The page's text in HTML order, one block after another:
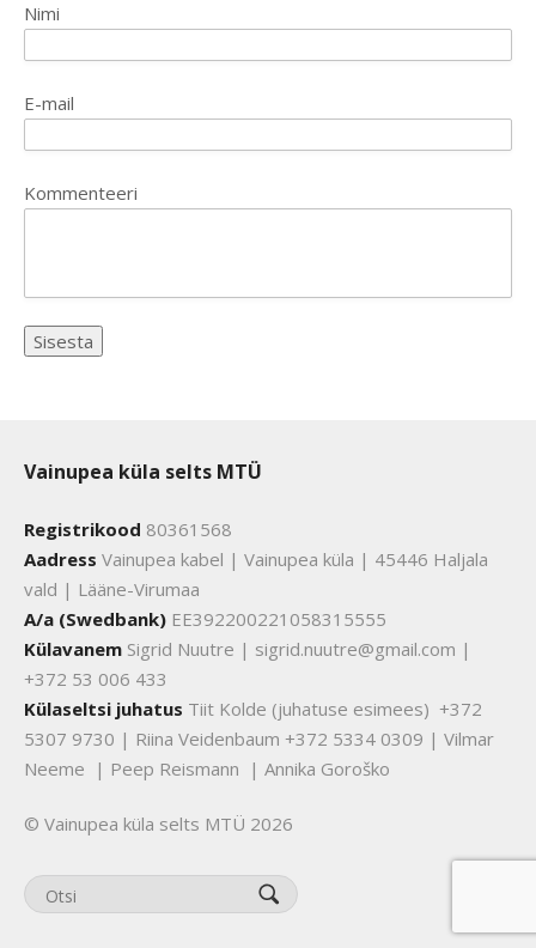
Nimi
E-mail
Kommenteeri
Vainupea küla selts MTÜ
Registrikood 80361568
Aadress Vainupea kabel | Vainupea küla | 45446 Haljala
vald | Lääne-Virumaa
A/a (Swedbank) EE392200221058315555
Külavanem Sigrid Nuutre | sigrid.nuutre@gmail.com |
+372 53 006 433
Külaseltsi juhatus Tiit Kolde (juhatuse esimees) +372
5307 9730 | Riina Veidenbaum +372 5334 0309 | Vilmar
Neeme | Peep Reismann | Annika Goroško
© Vainupea küla selts MTÜ 2026